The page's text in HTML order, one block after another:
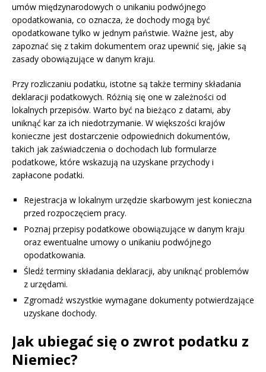
umów międzynarodowych o unikaniu podwójnego
opodatkowania, co oznacza, że dochody mogą być
opodatkowane tylko w jednym państwie. Ważne jest, aby
zapoznać się z takim dokumentem oraz upewnić się, jakie są
zasady obowiązujące w danym kraju.
Przy rozliczaniu podatku, istotne są także terminy składania
deklaracji podatkowych. Różnią się one w zależności od
lokalnych przepisów. Warto być na bieżąco z datami, aby
uniknąć kar za ich niedotrzymanie. W większości krajów
konieczne jest dostarczenie odpowiednich dokumentów,
takich jak zaświadczenia o dochodach lub formularze
podatkowe, które wskazują na uzyskane przychody i
zapłacone podatki.
Rejestracja w lokalnym urzędzie skarbowym jest konieczna
przed rozpoczęciem pracy.
Poznaj przepisy podatkowe obowiązujące w danym kraju
oraz ewentualne umowy o unikaniu podwójnego
opodatkowania.
Śledź terminy składania deklaracji, aby uniknąć problemów
z urzędami.
Zgromadź wszystkie wymagane dokumenty potwierdzające
uzyskane dochody.
Jak ubiegać się o zwrot podatku z
Niemiec?